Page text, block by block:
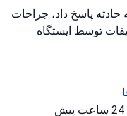
پاسخ داد، جراحات
توسط ایستگاه
24 ساعت پیش